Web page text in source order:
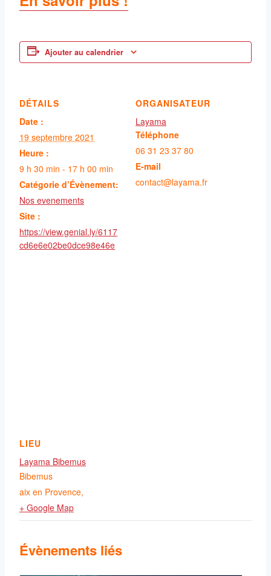
Ajouter au calendrier
DÉTAILS
Date :
19 septembre 2021
Heure :
9 h 30 min - 17 h 00 min
Catégorie d’Évènement:
Nos evenements
Site :
https://view.genial.ly/6117
cd6e6e02be0dce98e46e
ORGANISATEUR
Layama
Téléphone
06 31 23 37 80
E-mail
contact@layama.fr
LIEU
Layama Bibemus
Bibemus
aix en Provence,
+ Google Map
Évènements liés